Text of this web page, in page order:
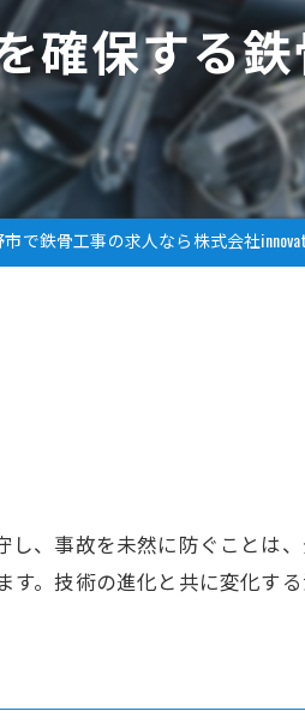
確保する
で鉄骨工事の求人なら株式会社
、事故を未然に防ぐことは
。技術の進化と共に変化す